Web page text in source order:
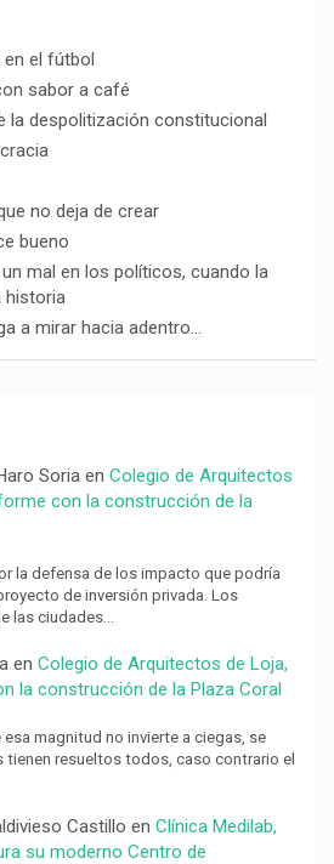
el fútbol
sabor a café
la despolitización constitucional
no deja de crear
bueno
mal en los políticos, cuando la
historia
a mirar hacia adentro…
Soriaen Colegio de Arquitectos
con la construcción de la
la defensa de los impacto que podría
de inversión privada. Los
las ciudades…
en Colegio de Arquitectos de Loja,
la construcción de la Plaza Coral
esa magnitud no invierte a ciegas, se
tienen resueltos todos, caso contrario el
Castillo en Clínica Medilab,
su moderno Centro de